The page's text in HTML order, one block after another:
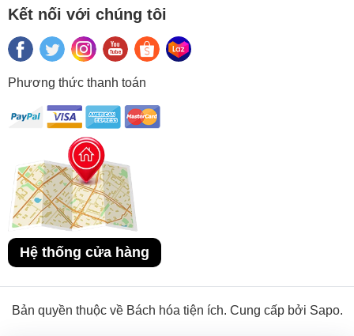
Kết nối với chúng tôi
Phương thức thanh toán
Hệ thống cửa hàng
Bản quyền thuộc về Bách hóa tiện ích. Cung cấp bởi Sapo.